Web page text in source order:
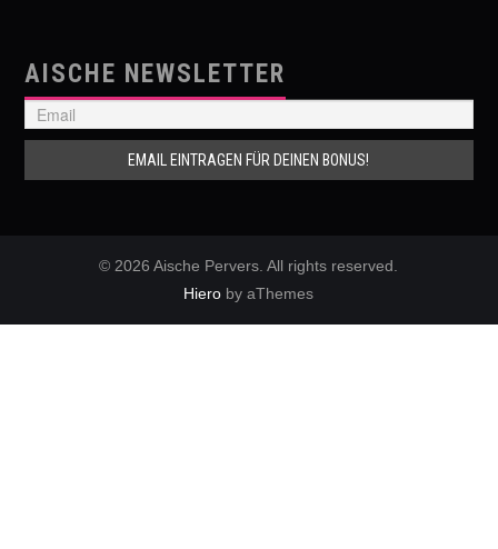
AISCHE NEWSLETTER
© 2026 Aische Pervers. All rights reserved.
Hiero by aThemes